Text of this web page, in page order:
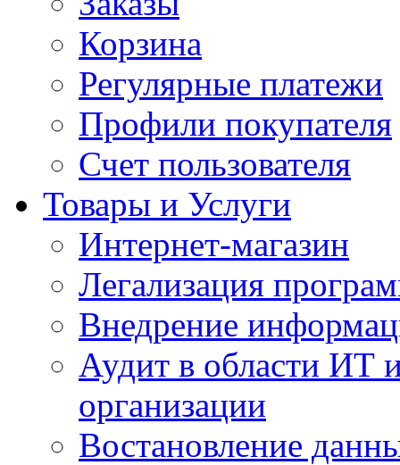
Корзина
Регулярные платежи
Профили покупателя
Счет пользователя
Товары и Услуги
Интернет-магазин
Легализация
Внедрение
Аудит в области ИТ
организации
Востановление